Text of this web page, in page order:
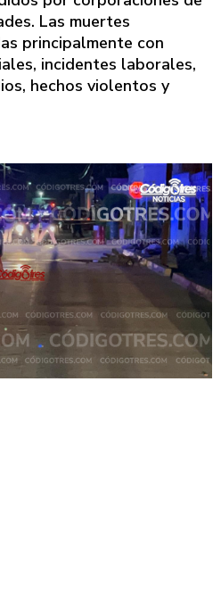
Las muertes
principalmente con
incidentes laborales,
hechos violentos y